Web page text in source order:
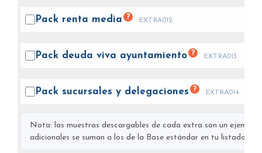
Pack renta media ? EXTRA012
Pack deuda viva ayuntamiento ? EXTRA013
Pack sucursales y delegaciones ? EXTRA014
Nota: las muestras descargables de cada extra son un
adicionales se suman a los de la Base estándar en tu listado